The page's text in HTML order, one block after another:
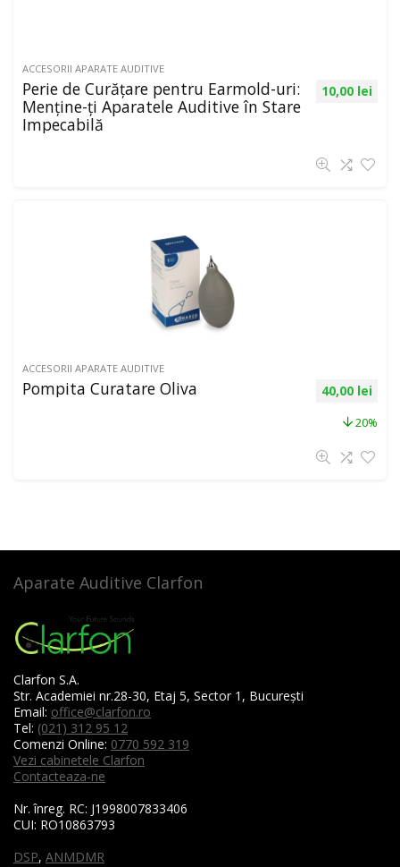
ACCESORII APARATE AUDITIVE
Perie de Curățare pentru Earmold-uri:
Menține-ți Aparatele Auditive în Stare
Impecabilă
10,00 lei
ACCESORII APARATE AUDITIVE
Pompita Curatare Oliva 40,00 lei
20%
Aparate Auditive Clarfon
Clarfon S.A.
Str. Academiei nr.28-30, Etaj 5, Sector 1, București
Email: office@clarfon.ro
Tel: (021) 312 95 12
Comenzi Online: 0770 592 319
Vezi cabinetele Clarfon
Contacteaza-ne
Nr. înreg. RC: J1998007833406
CUI: RO10863793
DSP, ANMDMR